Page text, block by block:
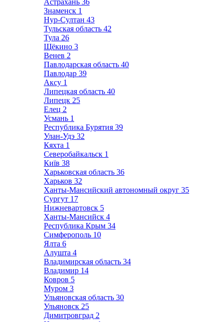
Астрахань 36
Знаменск 1
Нур-Султан 43
Тульская область 42
Тула 26
Щёкино 3
Венев 2
Павлодарская область 40
Павлодар 39
Аксу 1
Липецкая область 40
Липецк 25
Елец 2
Усмань 1
Республика Бурятия 39
Улан-Удэ 32
Кяхта 1
Северобайкальск 1
Київ 38
Харьковская область 36
Харьков 32
Ханты-Мансийский автономный округ 35
Сургут 17
Нижневартовск 5
Ханты-Мансийск 4
Республика Крым 34
Симферополь 10
Ялта 6
Алушта 4
Владимирская область 34
Владимир 14
Ковров 5
Муром 3
Ульяновская область 30
Ульяновск 25
Димитровград 2